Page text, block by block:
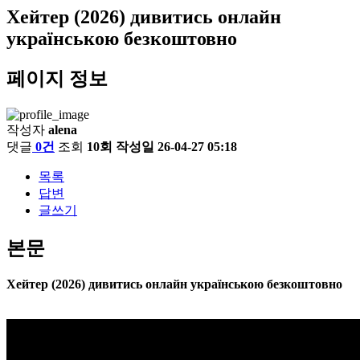
Хейтер (2026) дивитись онлайн
українською безкоштовно
페이지 정보
작성자 alena
댓글 0건 조회 10회 작성일 26-04-27 05:18
목록
답변
글쓰기
본문
Хейтер (2026) дивитись онлайн українською безкоштовно